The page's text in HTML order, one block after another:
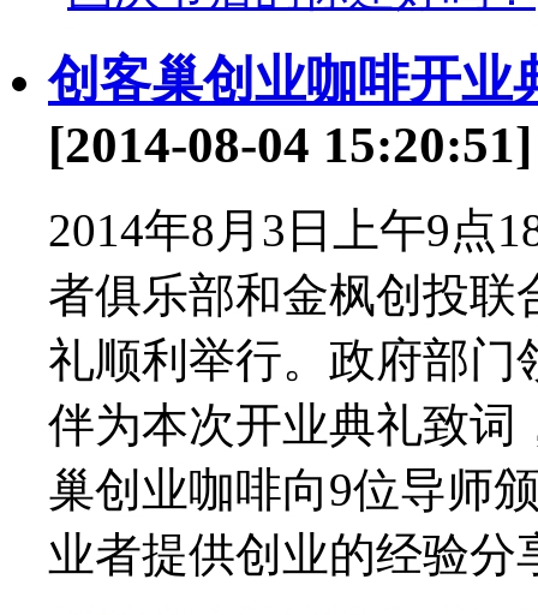
创客巢创业咖啡开业
[2014-08-04 15:20:51]
2014年8月3日上午9点
者俱乐部和金枫创投联
礼顺利举行。政府部门
伴为本次开业典礼致词
巢创业咖啡向9位导师
业者提供创业的经验分